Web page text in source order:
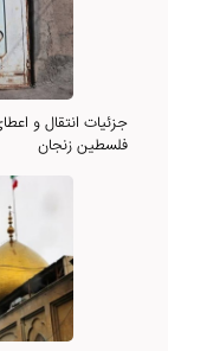
جزئیات انتقال و
فلسطین زنجان